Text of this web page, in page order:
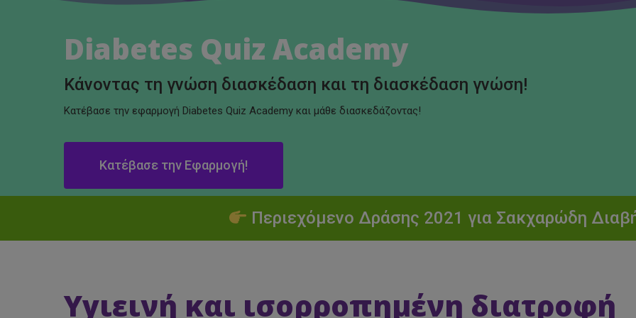
Diabetes Quiz Academy
Κάνοντας τη γνώση διασκέδαση και τη διασκέδαση γνώση!
Κατέβασε την εφαρμογή Diabetes Quiz Academy και μάθε διασκεδάζοντας!
Κατέβασε την Εφαρμογή!
Περιεχόμενο Δράσης 2021 για Σακχαρώδη
Υγιεινή και ισορροπημένη διατροφή